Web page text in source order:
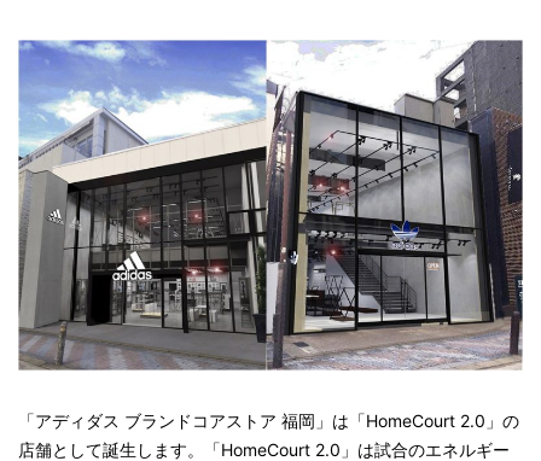
「アディダス ブランドコアストア 福岡」は「HomeCourt 2.0」の
店舗として誕生します。「HomeCourt 2.0」は試合のエネルギー